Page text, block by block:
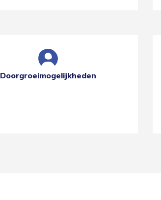
Doorgroeimogelijkheden